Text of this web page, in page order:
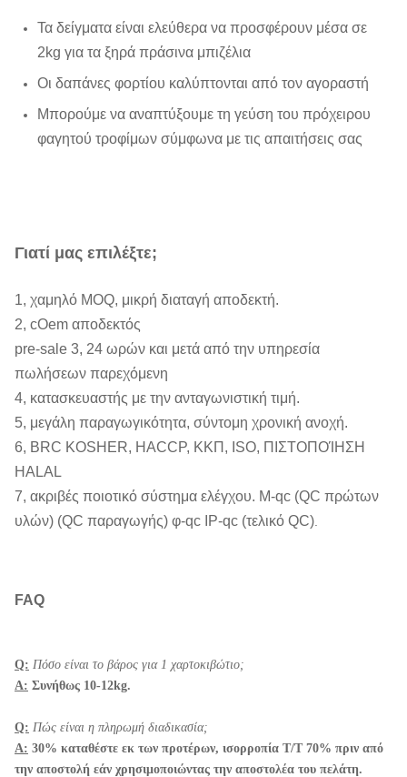
Όροι πληρωμής: T/T, L/C
Δείγματα: Διαθέσιμος
Φυτοϋγειονομικό πιστοποιητικό 4
πιστοποιητικών 3.Health.
φόρτωσης (B/L)
περίπου 400
Τα δείγματα είναι ελεύθερα να προσφέρουν μέσα σε
2kg για τα ξηρά πράσινα μπιζέλια
Οι δαπάνες φορτίου καλύπτονται από τον αγοραστή
Μπορούμε να αναπτύξουμε τη γεύση του πρόχειρου
φαγητού τροφίμων σύμφωνα με τις απαιτήσεις σας
Γιατί μας επιλέξτε;
1, χαμηλό MOQ, μικρή διαταγή αποδεκτή.
2, cOem αποδεκτός
pre-sale 3, 24 ωρών και μετά από την υπηρεσία
πωλήσεων παρεχόμενη
4, κατασκευαστής με την ανταγωνιστική τιμή.
5, μεγάλη παραγωγικότητα, σύντομη χρονική ανοχή.
6, BRC KOSHER, HACCP, ΚΚΠ, ISO, ΠΙΣΤΟΠΟΊΗΣΗ
HALAL
7, ακριβές ποιοτικό σύστημα ελέγχου. Μ-qc (QC πρώτων
υλών) (QC παραγωγής) φ-qc IP-qc (τελικό QC)
FAQ
Q: Πόσο είναι το βάρος για 1 χαρτοκιβώτιο;
Α: Συνήθως 10-12kg.
Q: Πώς είναι η πληρωμή διαδικασία;
Α: 30% καταθέστε εκ των προτέρων, ισορροπία T/T 70% πριν από
την αποστολή εάν χρησιμοποιώντας την αποστολέα του πελάτη.